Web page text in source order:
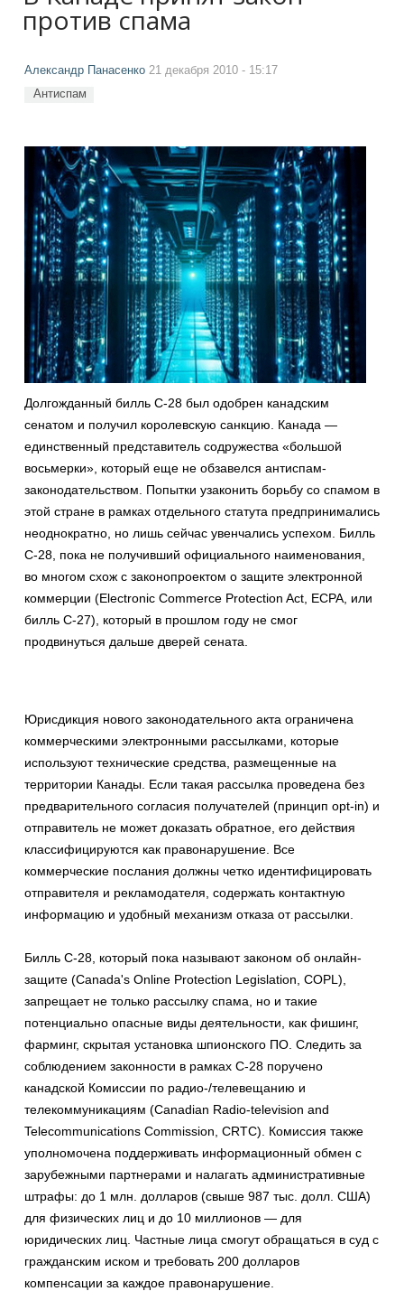
против спама
Александр Панасенко 21 декабря 2010 - 15:17
Антиспам
Долгожданный билль С-28 был одобрен канадским
сенатом и получил королевскую санкцию. Канада —
единственный представитель содружества «большой
восьмерки», который еще не обзавелся антиспам-
законодательством. Попытки узаконить борьбу со спамом в
этой стране в рамках отдельного статута предпринимались
неоднократно, но лишь сейчас увенчались успехом. Билль
С-28, пока не получивший официального наименования,
во многом схож с законопроектом о защите электронной
коммерции (Electronic Commerce Protection Act, ECPA, или
билль С-27), который в прошлом году не смог
продвинуться дальше дверей сената.
Юрисдикция нового законодательного акта ограничена
коммерческими электронными рассылками, которые
используют технические средства, размещенные на
территории Канады. Если такая рассылка проведена без
предварительного согласия получателей (принцип opt-in) и
отправитель не может доказать обратное, его действия
классифицируются как правонарушение. Все
коммерческие послания должны четко идентифицировать
отправителя и рекламодателя, содержать контактную
информацию и удобный механизм отказа от рассылки.
Билль С-28, который пока называют законом об онлайн-
защите (Canada's Online Protection Legislation, COPL),
запрещает не только рассылку спама, но и такие
потенциально опасные виды деятельности, как фишинг,
фарминг, скрытая установка шпионского ПО. Следить за
соблюдением законности в рамках С-28 поручено
канадской Комиссии по радио-/телевещанию и
телекоммуникациям (Canadian Radio-television and
Telecommunications Commission, CRTC). Комиссия также
уполномочена поддерживать информационный обмен с
зарубежными партнерами и налагать административные
штрафы: до 1 млн. долларов (свыше 987 тыс. долл. США)
для физических лиц и до 10 миллионов — для
юридических лиц. Частные лица смогут обращаться в суд с
гражданским иском и требовать 200 долларов
компенсации за каждое правонарушение.